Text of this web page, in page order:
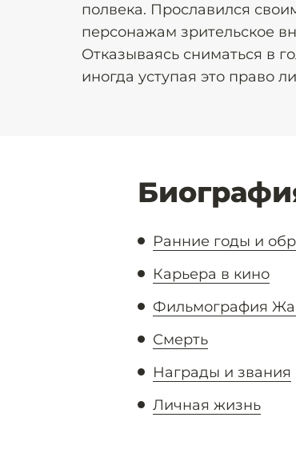
полвека. Прославился
персонажам зрительское
Отказываясь сниматься в
иногда уступая это право
Ранние годы и
Карьера в кино
Фильмография
Смерть
Награды и звания
Личная жизнь